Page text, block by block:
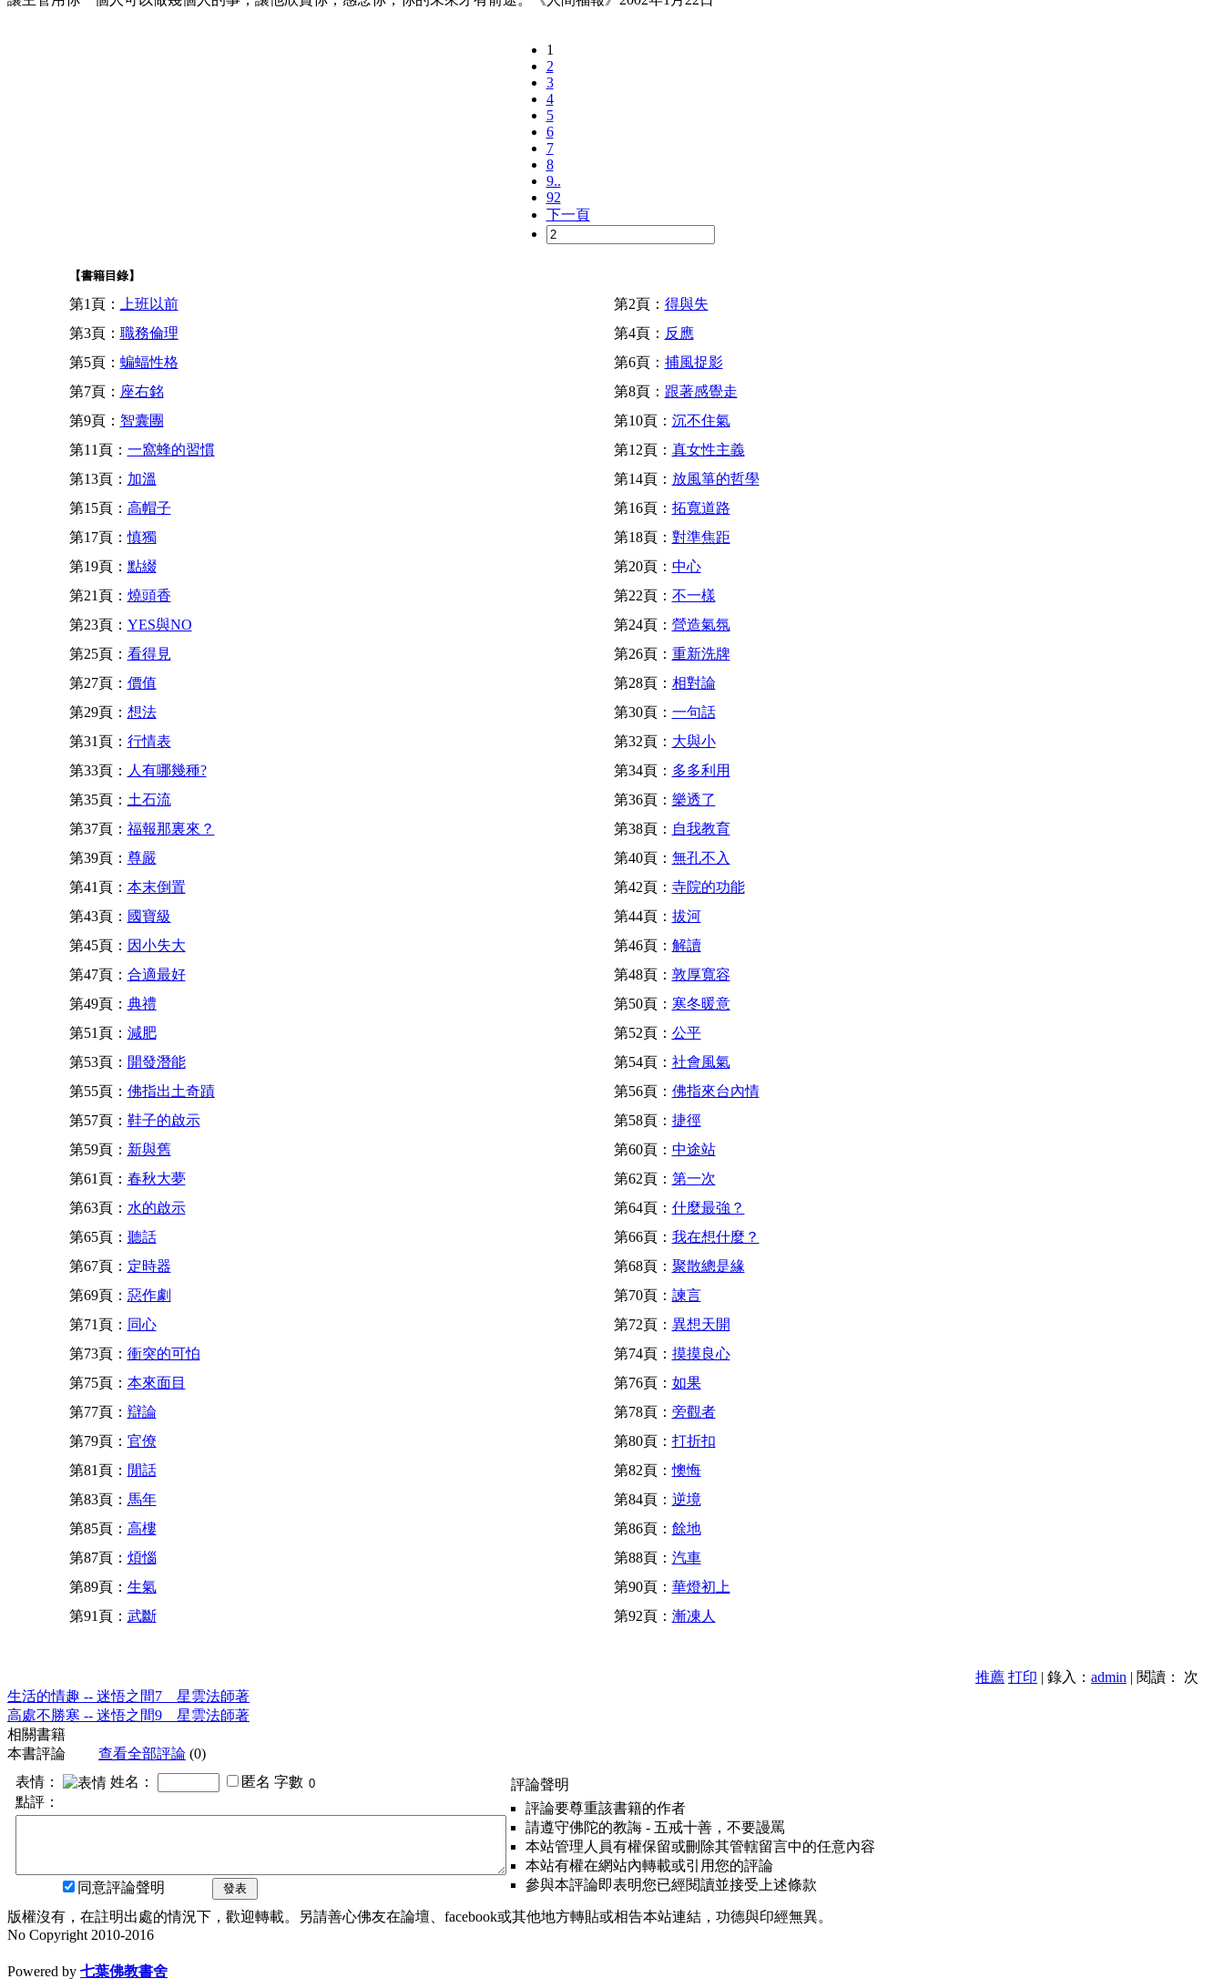
1
2
3
4
5
6
7
8
9..
92
下一頁
【書籍目錄】
第1頁： 上班以前 第2頁： 得與失
第3頁： 職務倫理 第4頁： 反應
第5頁： 蝙蝠性格 第6頁： 捕風捉影
第7頁： 座右銘 第8頁： 跟著感覺走
第9頁： 智囊團 第10頁： 沉不住氣
第11頁： 一窩蜂的習慣 第12頁： 真女性主義
第13頁： 加溫 第14頁： 放風箏的哲學
第15頁： 高帽子 第16頁： 拓寬道路
第17頁：慎獨 第18頁： 對準焦距
第19頁： 點綴 第20頁： 中心
第21頁： 燒頭香 第22頁： 不一樣
第23頁： YES與NO 第24頁： 營造氣氛
第25頁： 看得見 第26頁： 重新洗牌
第27頁： 價值 第28頁： 相對論
第29頁： 想法 第30頁： 一句話
第31頁： 行情表 第32頁： 大與小
第33頁： 人有哪幾種? 第34頁： 多多利用
第35頁： 土石流 第36頁： 樂透了
第37頁： 福報那裏來？ 第38頁： 自我教育
第39頁： 尊嚴 第40頁： 無孔不入
第41頁： 本末倒置 第42頁： 寺院的功能
第43頁： 國寶級 第44頁： 拔河
第45頁： 因小失大 第46頁： 解讀
第47頁： 合適最好 第48頁： 敦厚寬容
第49頁： 典禮 第50頁： 寒冬暖意
第51頁： 減肥 第52頁： 公平
第53頁： 開發潛能 第54頁： 社會風氣
第55頁： 佛指出土奇蹟 第56頁： 佛指來台內情
第57頁： 鞋子的啟示 第58頁： 捷徑
第59頁： 新與舊 第60頁： 中途站
第61頁： 春秋大夢 第62頁： 第一次
第63頁： 水的啟示 第64頁： 什麼最強？
第65頁： 聽話 第66頁： 我在想什麼？
第67頁： 定時器 第68頁： 聚散總是緣
第69頁： 惡作劇 第70頁： 諫言
第71頁： 同心 第72頁： 異想天開
第73頁： 衝突的可怕 第74頁： 摸摸良心
第75頁： 本來面目 第76頁： 如果
第77頁： 辯論 第78頁： 旁觀者
第79頁： 官僚 第80頁： 打折扣
第81頁： 閒話 第82頁：懊悔
第83頁： 馬年 第84頁： 逆境
第85頁： 高樓 第86頁： 餘地
第87頁： 煩惱 第88頁： 汽車
第89頁： 生氣 第90頁： 華燈初上
第91頁： 武斷 第92頁： 漸凍人
推薦 打印 | 錄入： admin | 閱讀：
次
生活的情趣 -- 迷悟之間7 星雲法師著
高處不勝寒 -- 迷悟之間9 星雲法師著
相關書籍
本書評論
查看全部評論 (0)
表情：
姓名： 匿名 字數
點評：
同意評論聲明 發表
評論聲明
評論要尊重該書籍的作者
請遵守佛陀的教誨 - 五戒十善，不要謾罵
本站管理人員有權保留或刪除其管轄留言中的任意內容
本站有權在網站內轉載或引用您的評論
參與本評論即表明您已經閱讀並接受上述條款
版權沒有，在註明出處的情況下，歡迎轉載。另請善心佛友在論壇、facebook或其他地方轉貼或相告本站連結，功德與印經無異。
No Copyright 2010-2016
Powered by 七葉佛教書舍